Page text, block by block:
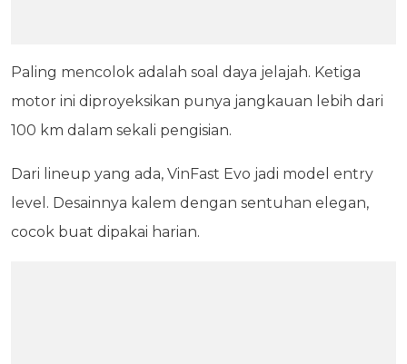
Paling mencolok adalah soal daya jelajah. Ketiga
motor ini diproyeksikan punya jangkauan lebih dari
100 km dalam sekali pengisian.
Dari lineup yang ada, VinFast Evo jadi model entry
level. Desainnya kalem dengan sentuhan elegan,
cocok buat dipakai harian.